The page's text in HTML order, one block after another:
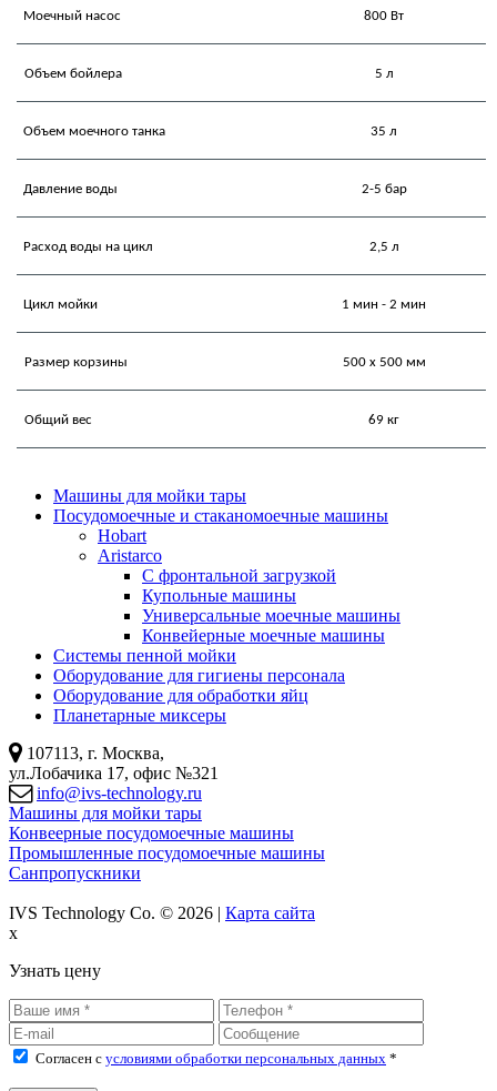
Моечный насос 800 Вт
Объем бойлера 5 л
Объем моечного танка 35 л
Давление воды 2-5 бар
Расход воды на цикл 2,5 л
Цикл мойки 1 мин - 2 мин
Размер корзины 500 х 500 мм
Общий вес 69 кг
Машины для мойки тары
Посудомоечные и стаканомоечные машины
Hobart
Aristarco
С фронтальной загрузкой
Купольные машины
Универсальные моечные машины
Конвейерные моечные машины
Системы пенной мойки
Оборудование для гигиены персонала
Оборудование для обработки яйц
Планетарные миксеры
107113, г. Москва,
ул.Лобачика 17, офис №321
info@ivs-technology.ru
Машины для мойки тары
Конвеерные посудомоечные машины
Промышленные посудомоечные машины
Санпропускники
IVS Technology Co. © 2026 | Карта сайта
x
Узнать цену
Согласен с условиями обработки персональных данных *